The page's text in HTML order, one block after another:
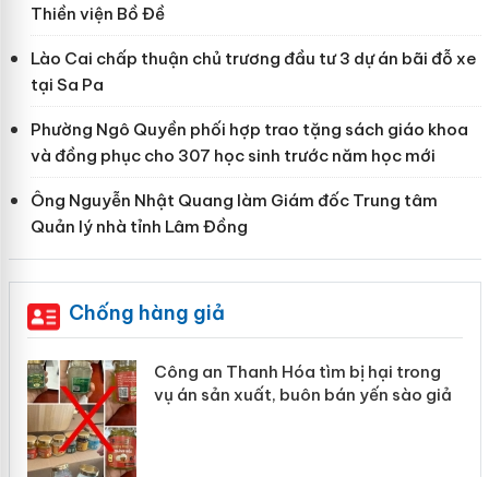
Thiền viện Bồ Đề
Lào Cai chấp thuận chủ trương đầu tư 3 dự án bãi đỗ xe
tại Sa Pa
Phường Ngô Quyền phối hợp trao tặng sách giáo khoa
và đồng phục cho 307 học sinh trước năm học mới
Ông Nguyễn Nhật Quang làm Giám đốc Trung tâm
Quản lý nhà tỉnh Lâm Đồng
Chống hàng giả
Công an Thanh Hóa tìm bị hại trong
vụ án sản xuất, buôn bán yến sào giả